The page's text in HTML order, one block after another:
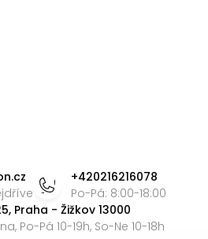
a
c
í
+420216216078
Po-Pá: 8:00-18:00
Praha - Žižkov 13000
Po-Pá 10-19h, So-Ne 10-18h